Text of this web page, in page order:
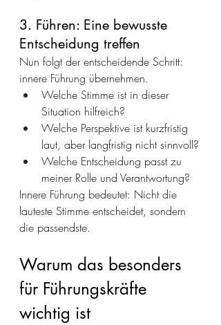
3. Führen: Eine bewusste
Entscheidung treffen
Nun folgt der entscheidende Schritt:
innere Führung übernehmen.
Welche Stimme ist in dieser
Situation hilfreich?
Welche Perspektive ist kurzfristig
laut, aber langfristig nicht sinnvoll?
Welche Entscheidung passt zu
meiner Rolle und Verantwortung?
Innere Führung bedeutet: Nicht die
lauteste Stimme entscheidet, sondern
die passendste.
Warum das besonders
für Führungskräfte
wichtig ist